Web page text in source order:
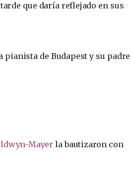
que daría reflejado en sus
de Budapest y su padre
Mayer la bautizaron con